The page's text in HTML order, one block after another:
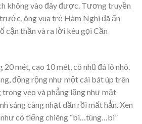
không vào đây được. Tương truyền
ông vua trẻ Hàm Nghi đã ẩn
cận thần và ra lời kêu gọi Cần
mét, cao 10 mét, có nhũ đá lô nhô.
động rộng như một cái bát úp trên
veo và phẳng lặng như mặt
sáng càng nhạt dần rồi mất hẳn. Xen
có tiếng chiêng “bi…tùng…bi”